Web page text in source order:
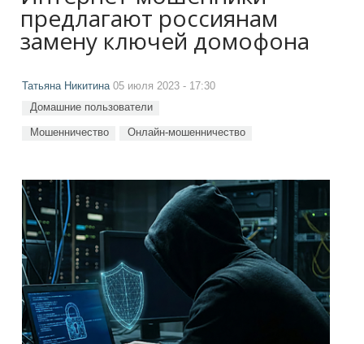
предлагают россиянам
замену ключей домофона
Татьяна Никитина05 июля 2023 - 17:30
Домашние пользователи
Мошенничество Онлайн-мошенничество